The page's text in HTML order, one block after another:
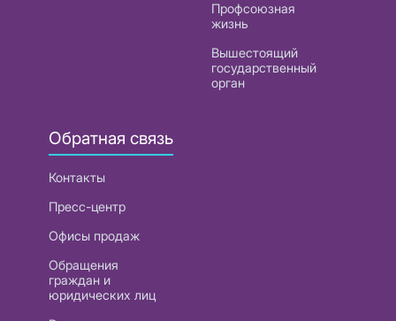
Профсоюзная
жизнь
Вышестоящий
государственный
орган
Обратная связь
Контакты
Пресс-центр
Офисы продаж
Обращения
граждан и
юридических лиц